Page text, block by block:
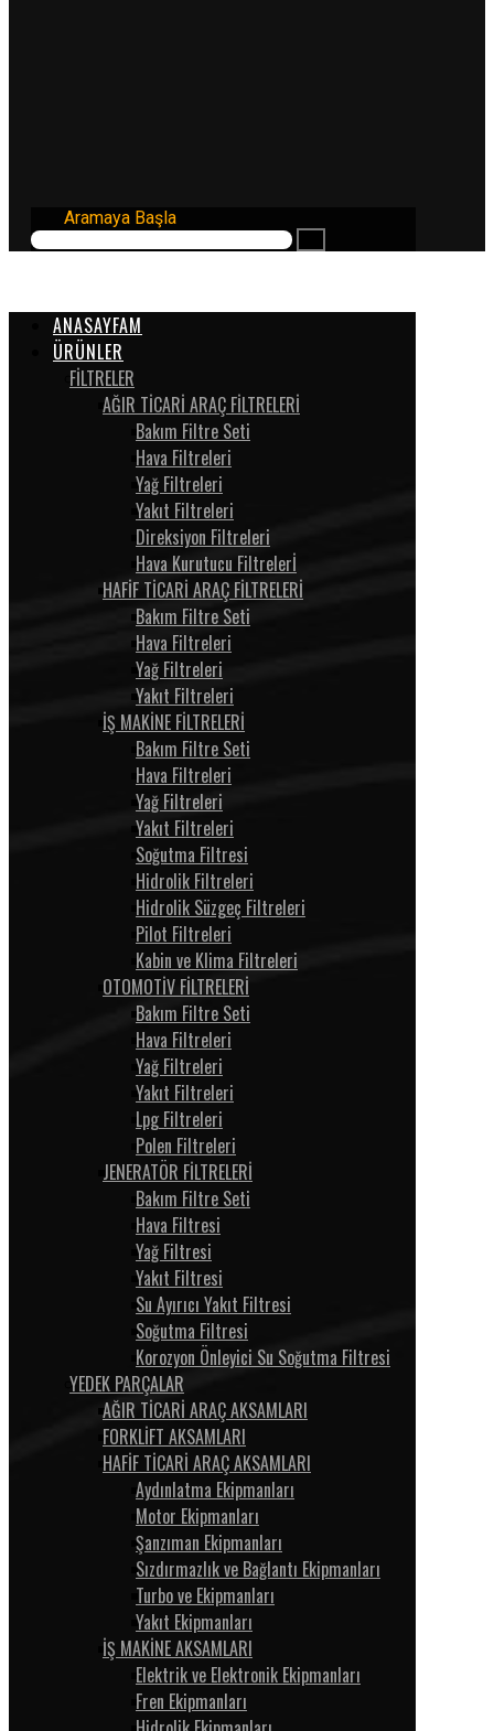
Aramaya Başla
ANASAYFAM
ÜRÜNLER
FİLTRELER
AĞIR TİCARİ ARAÇ FİLTRELERİ
Bakım Filtre Seti
Hava Filtreleri
Yağ Filtreleri
Yakıt Filtreleri
Direksiyon Filtreleri
Hava Kurutucu Filtrelerİ
HAFİF TİCARİ ARAÇ FİLTRELERİ
Bakım Filtre Seti
Hava Filtreleri
Yağ Filtreleri
Yakıt Filtreleri
İŞ MAKİNE FİLTRELERİ
Bakım Filtre Seti
Hava Filtreleri
Yağ Filtreleri
Yakıt Filtreleri
Soğutma Filtresi
Hidrolik Filtreleri
Hidrolik Süzgeç Filtreleri
Pilot Filtreleri
Kabin ve Klima Filtreleri
OTOMOTİV FİLTRELERİ
Bakım Filtre Seti
Hava Filtreleri
Yağ Filtreleri
Yakıt Filtreleri
Lpg Filtreleri
Polen Filtreleri
JENERATÖR FİLTRELERİ
Bakım Filtre Seti
Hava Filtresi
Yağ Filtresi
Yakıt Filtresi
Su Ayırıcı Yakıt Filtresi
Soğutma Filtresi
Korozyon Önleyici Su Soğutma Filtresi
YEDEK PARÇALAR
AĞIR TİCARİ ARAÇ AKSAMLARI
FORKLİFT AKSAMLARI
HAFİF TİCARİ ARAÇ AKSAMLARI
Aydınlatma Ekipmanları
Motor Ekipmanları
Şanzıman Ekipmanları
Sızdırmazlık ve Bağlantı Ekipmanları
Turbo ve Ekipmanları
Yakıt Ekipmanları
İŞ MAKİNE AKSAMLARI
Elektrik ve Elektronik Ekipmanları
Fren Ekipmanları